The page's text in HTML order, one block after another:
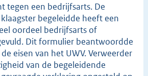
tegen een bedrijfsarts. De
begeleidde heeft een
oordeel bedrijfsarts of
Dit formulier beantwoordde
eisen van het UWV. Verweerder
van de begeleidende